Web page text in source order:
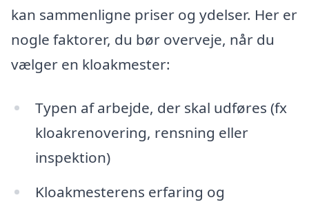
kan sammenligne priser og ydelser. Her er
nogle faktorer, du bør overveje, når du
vælger en kloakmester:
Typen af arbejde, der skal udføres (fx
kloakrenovering, rensning eller
inspektion)
Kloakmesterens erfaring og